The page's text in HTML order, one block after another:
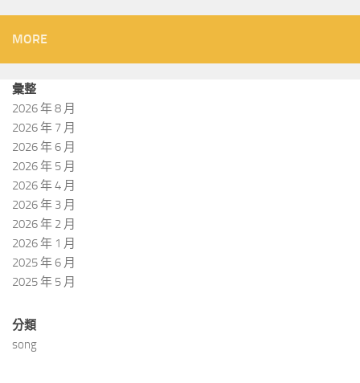
MORE
彙整
2026 年 8 月
2026 年 7 月
2026 年 6 月
2026 年 5 月
2026 年 4 月
2026 年 3 月
2026 年 2 月
2026 年 1 月
2025 年 6 月
2025 年 5 月
分類
song